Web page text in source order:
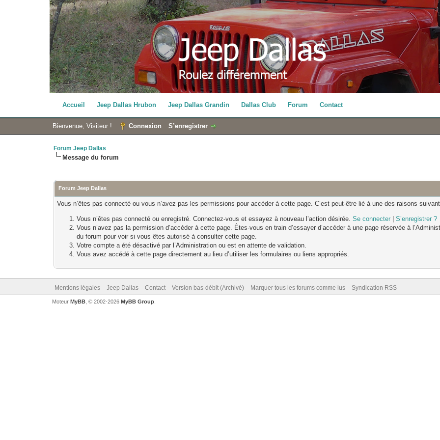
Accueil Jeep Dallas Hrubon Jeep Dallas Grandin Dallas Club Forum Contact
Bienvenue, Visiteur ! Connexion S’enregistrer
Forum Jeep Dallas
Message du forum
Forum Jeep Dallas
Vous n’êtes pas connecté ou vous n’avez pas les permissions pour accéder à cette page. C’est peut-être lié à une des raisons
Vous n’êtes pas connecté ou enregistré. Connectez-vous et essayez à nouveau l’action désirée.Se connecter |S’enregistrer ?
Vous n’avez pas la permission d’accéder à cette page. Êtes-vous en train d’essayer d’accéder à une page réservée à
du forum pour voir si vous êtes autorisé à consulter cette page.
Votre compte a été désactivé par l’Administration ou est en attente de validation.
Vous avez accédé à cette page directement au lieu d’utiliser les formulaires ou liens appropriés.
Mentions légales Jeep Dallas Contact Version bas-débit (Archivé) Marquer tous les forums comme lus Syndication RSS
Moteur MyBB, © 2002-2026 MyBB Group.